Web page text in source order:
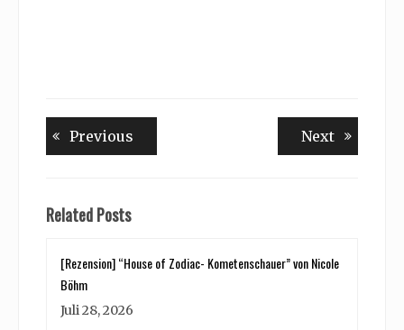
Beitragsnavigation
Previous NextNext
Related Posts
[Rezension] “House of Zodiac- Kometenschauer” von Nicole
Böhm
Juli 28, 2026